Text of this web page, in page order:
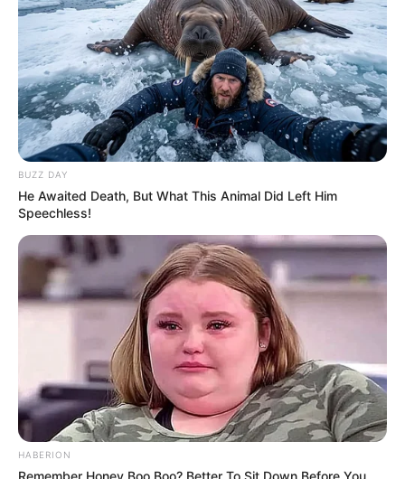
BUZZ DAY
He Awaited Death, But What This Animal Did Left Him
Speechless!
HABERION